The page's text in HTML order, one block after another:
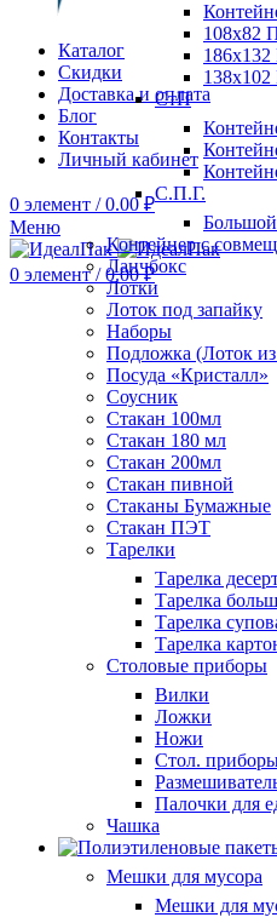
Каталог
Скидки
Доставка и оплата
Блог
Контакты
Личный кабинет
0 элемент / 0.00₽
Меню
0 элемент / 0.00₽
108х82
СтП
С.П.Г.
Контейнер с
Ланчбокс
Лотки
Лоток под запайку
Наборы
Подложка (Лоток
Посуда «Кристалл»
Соусник
Стакан 100мл
Стакан 180 мл
Стакан 200мл
Стакан пивной
Стаканы Бумажные
Стакан ПЭТ
Тарелки
Тарелка
Тарелка
Тарелка
Тарелка
Столовые приборы
Вилки
Ложки
Ножи
Стол.
Палочки для
Чашка
Мешки для мусора
Мешки для